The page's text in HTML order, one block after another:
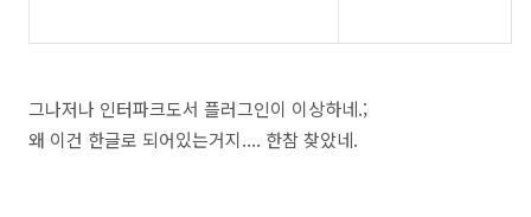
그나저나 인터파크도서 플러그인이 이상하네.;
왜 이건 한글로 되어있는거지.... 한참 찾았네.